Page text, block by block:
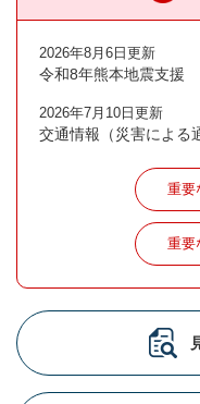
2026年8月6日更新
令和8年熊本地震支援
2026年7月10日更新
交通情報（災害による
重要
重要